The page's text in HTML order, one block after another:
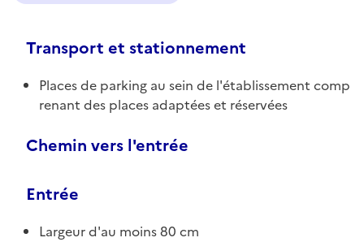
Transport et stationnement
Places de parking au sein de l'établissement comp
renant des places adaptées et réservées
Chemin vers l'entrée
Entrée
Largeur d'au moins 80 cm